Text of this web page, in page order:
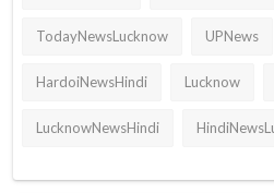
TodayNewsLucknow UPNews
HardoiNewsHindi Lucknow
LucknowNewsHindi